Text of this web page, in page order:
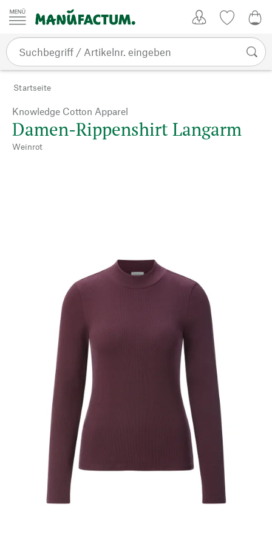
Zum Inhalt springen
Startseite
Knowledge Cotton Apparel
Damen-Rippenshirt Langarm
Weinrot